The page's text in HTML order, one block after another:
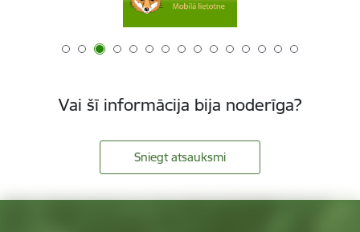
Vai šī informācija bija noderīga?
Sniegt atsauksmi